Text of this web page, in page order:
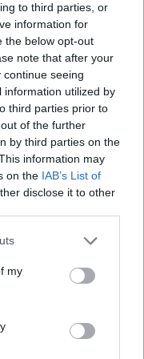
to third parties, or
information for
the below opt-out
note that after your
seeing
information utilized by
third parties prior to
of the further
by third parties on the
information may
on the IAB’s List of
disclose it to other
one or more Google
You may click to
third-party tags to
in below Google
my
definition
shot camera with a
provides deeper
on the screen,
faster response
when shooting
camera is one of
a high-speed
quick and
of a DSLR
in the
Davis, director